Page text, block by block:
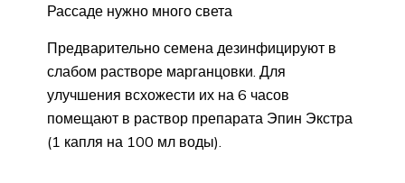
Рассаде нужно много света
Предварительно семена дезинфицируют в
слабом растворе марганцовки. Для
улучшения всхожести их на 6 часов
помещают в раствор препарата Эпин Экстра
(1 капля на 100 мл воды).